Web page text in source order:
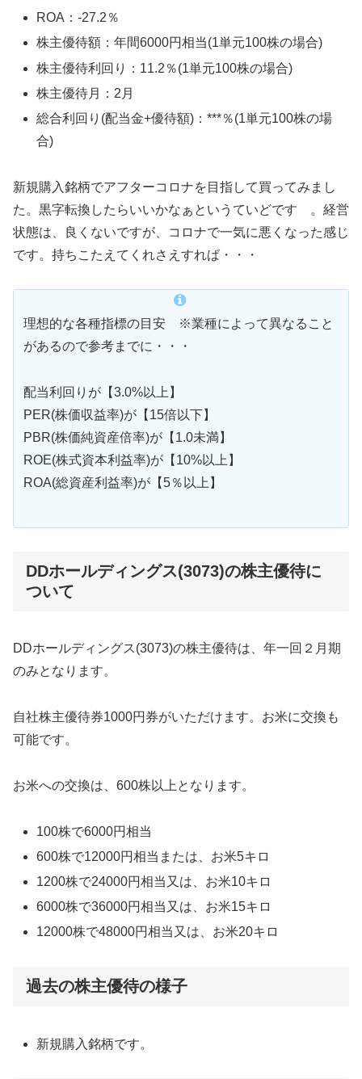
ROA：-27.2％
株主優待額：年間6000円相当(1単元100株の場合)
株主優待利回り：11.2％(1単元100株の場合)
株主優待月：2月
総合利回り(配当金+優待額)：***％(1単元100株の場
合)
新規購入銘柄でアフターコロナを目指して買ってみまし
た。黒字転換したらいいかなぁというていどです 。経営
状態は、良くないですが、コロナで一気に悪くなった感じ
です。持ちこたえてくれさえすれば・・・
理想的な各種指標の目安 ※業種によって異なること
があるので参考までに・・・
配当利回りが【3.0%以上】
PER(株価収益率)が【15倍以下】
PBR(株価純資産倍率)が【1.0未満】
ROE(株式資本利益率)が【10%以上】
ROA(総資産利益率)が【5％以上】
DDホールディングス(3073)の株主優待に
ついて
DDホールディングス(3073)の株主優待は、年一回２月期
のみとなります。
自社株主優待券1000円券がいただけます。お米に交換も
可能です。
お米への交換は、600株以上となります。
100株で6000円相当
600株で12000円相当または、お米5キロ
1200株で24000円相当又は、お米10キロ
6000株で36000円相当又は、お米15キロ
12000株で48000円相当又は、お米20キロ
過去の株主優待の様子
新規購入銘柄です。